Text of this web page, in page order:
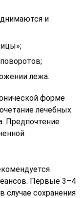
и
лежа.
форме
лечебных
Предпочтение
Первые 3–4
сохранения